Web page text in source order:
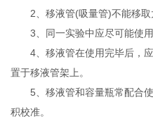
2、移液管(吸量管)不能移取
3、同一实验中应尽可能使用
4、移液管在使用完毕后，应
置于移液管架上。
5、移液管和容量瓶常配合使
积校准。